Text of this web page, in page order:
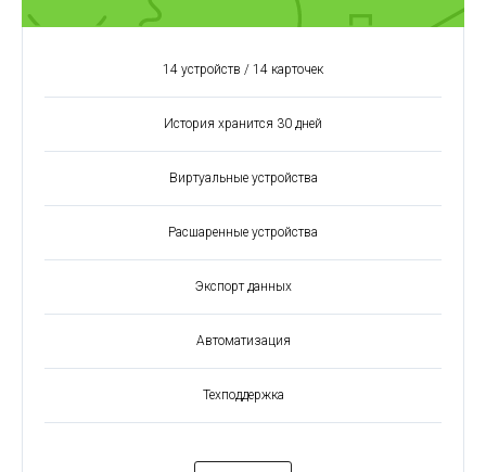
14 устройств / 14 карточек
История хранится 30 дней
Виртуальные устройства
Расшаренные устройства
Экспорт данных
Автоматизация
Техподдержка